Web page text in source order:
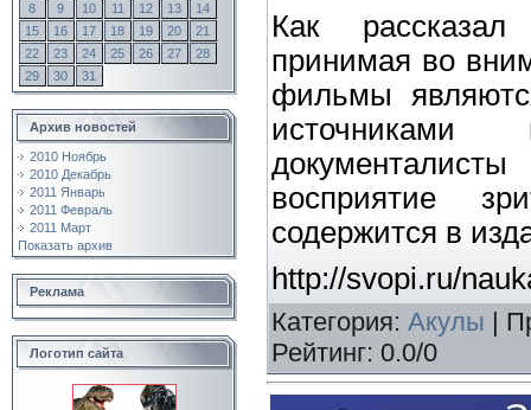
8
9 10 11 12 13
14
15
16 17 18 19 20
21
22
23 24 25 26 27
28
29
30 31
Архив новостей
2010 Ноябрь
2010 Декабрь
2011 Январь
2011 Февраль
2011 Март
Показать архив
Реклама
Логотип сайта
Как
принимая во
фильмы
восприятие
содержится в
http://svopi.ru/
Категория: Акулы
Рейтинг: 0.0/0